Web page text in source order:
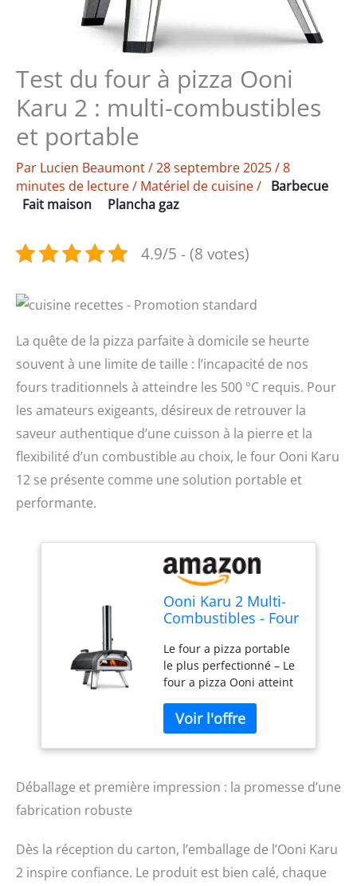
Test du four à pizza Ooni
Karu 2 : multi-combustibles
et portable
Par Lucien Beaumont/28 septembre 2025/8
minutes de lecture/ Matériel de cuisine/ Barbecue
Fait maison
Plancha gaz
4.9/5 - (8 votes)
La quête de la pizza parfaite à domicile se heurte
souvent à une limite de taille : l’incapacité de nos
fours traditionnels à atteindre les 500 °C requis. Pour
les amateurs exigeants, désireux de retrouver la
saveur authentique d’une cuisson à la pierre et la
flexibilité d’un combustible au choix, le four Ooni Karu
12 se présente comme une solution portable et
performante.
Ooni Karu 2 Multi-
Combustibles - Four
Bois/Gaz/Charbon –
Four a pizza gaz
compatible -
Portable extérieur –
Cuisson
authentique à la
pierre – Jusqu’à
Le four a pizza portable
le plus perfectionné – Le
four a pizza Ooni atteint
pizzas authentiques en
seulement 60 secondes,
idéal pour une pizzeria
gaz, bois ou charbon –
Saveur authentique au
vendu séparément), avec
jusqu’à 36 % de gaz en
Déballage et première impression : la promesse d’une
fabrication robuste
Dès la réception du carton, l’emballage de l’Ooni Karu
2 inspire confiance. Le produit est bien calé, chaque